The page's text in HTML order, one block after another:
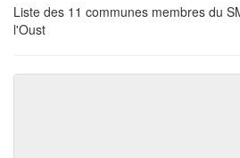
Liste des 11 communes membres du
l'Oust